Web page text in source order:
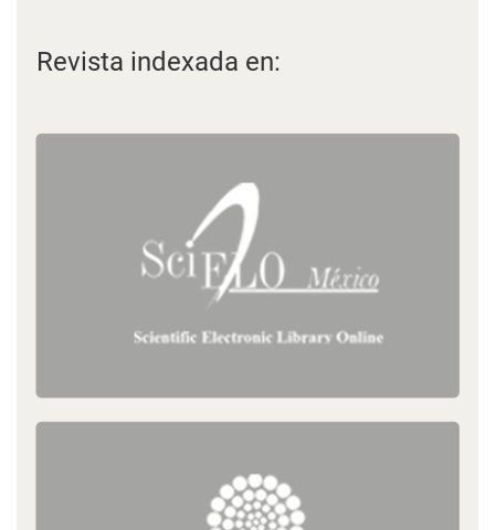
Revista indexada en: